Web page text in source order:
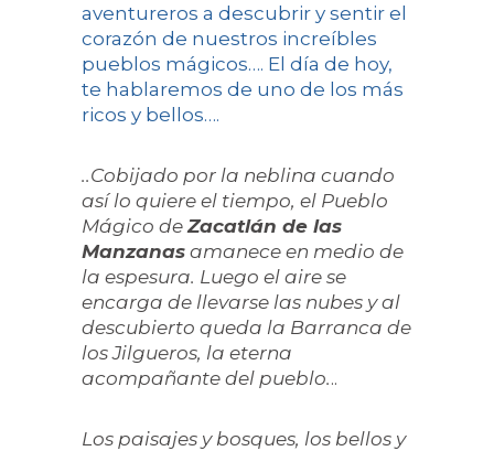
aventureros a descubrir y sentir el
corazón de nuestros increíbles
pueblos mágicos…. El día de hoy,
te hablaremos de uno de los más
ricos y bellos….
..Cobijado por la neblina cuando
así lo quiere el tiempo, el Pueblo
Mágico de Zacatlán de las
Manzanasamanece en medio de
la espesura. Luego el aire se
encarga de llevarse las nubes y al
descubierto queda la Barranca de
los Jilgueros, la eterna
acompañante del pueblo...
Los paisajes y bosques, los bellos y